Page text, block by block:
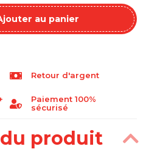
au panier
Retour d'argent
Paiement 100%
sécurisé
produit